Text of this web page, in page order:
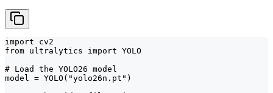
import cv2
from ultralytics import YOLO
# Load the YOLO26 model
model = YOLO("yolo26n.pt")